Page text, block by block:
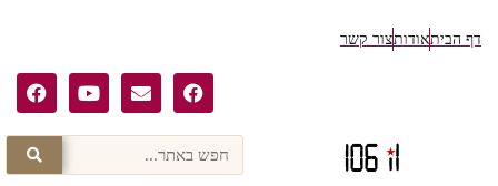
דף הביתאודותצור קשר